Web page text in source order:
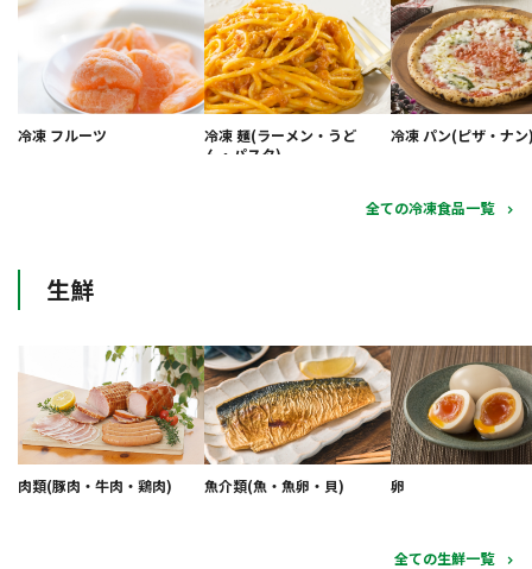
冷凍 フルーツ
冷凍 麺(ラーメン・うど
ん・パスタ)
冷凍 パン(ピザ・ナ
全ての冷凍食品一覧
生鮮
肉類(豚肉・牛肉・鶏肉) 魚介類(魚・魚卵・貝) 卵
全ての生鮮一覧